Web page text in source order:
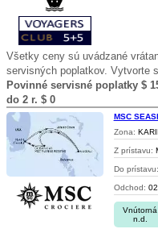
Všetky ceny sú uvádzané
servisných poplatkov. Vytvorte
Povinné servisné poplatky $
do 2 r. $ 0
MSC
Zona:
Z prístavu:
Do prístavu:
Odchod:
Vnútorná
n.d.